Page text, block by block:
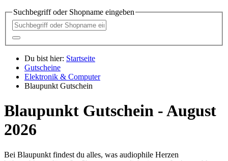
Suchbegriff oder Shopname eingeben
Du bist hier: Startseite
Gutscheine
Elektronik & Computer
Blaupunkt Gutschein
Blaupunkt Gutschein - August
2026
Bei Blaupunkt findest du alles, was audiophile Herzen